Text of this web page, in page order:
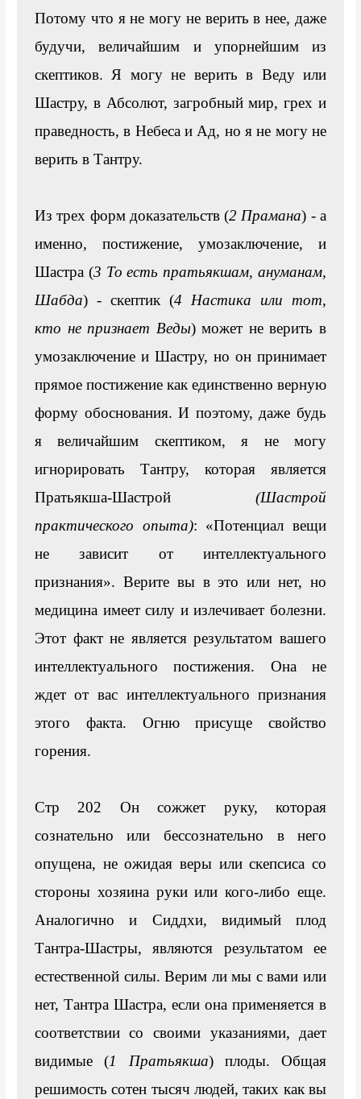
Потому что я не могу не верить в нее, даже
будучи, величайшим и упорнейшим из
скептиков. Я могу не верить в Веду или
Шастру, в Абсолют, загробный мир, грех и
праведность, в Небеса и Ад, но я не могу не
верить в Тантру.
Из трех форм доказательств (2 Прамана) - а
именно, постижение, умозаключение, и
Шастра (3 То есть пратьякшам, ануманам,
Шабда) - скептик (4 Настика
или тот,
кто не признает Веды) может не верить в
умозаключение и Шастру, но он принимает
прямое постижение как единственно верную
форму обоснования. И поэтому, даже будь
я величайшим скептиком, я не могу
игнорировать Тантру, которая является
Пратьякша-Шастрой (Шастрой
практического опыта): «Потенциал вещи
не зависит от интеллектуального
признания». Верите вы в это или нет, но
медицина имеет силу и излечивает болезни.
Этот факт не является результатом вашего
интеллектуального постижения. Она не
ждет от вас интеллектуального признания
этого факта. Огню присуще свойство
горения.
Стр 202 Он сожжет руку, которая
сознательно или бессознательно в него
опущена, не ожидая веры или скепсиса со
стороны хозяина руки или кого-либо еще.
Аналогично и Сиддхи, видимый плод
Тантра-Шастры, являются результатом ее
естественной силы. Верим ли мы с вами или
нет, Тантра Шастра, если она применяется в
соответствии со своими указаниями, дает
видимые (1 Пратьякша) плоды. Общая
решимость сотен тысяч людей, таких как вы